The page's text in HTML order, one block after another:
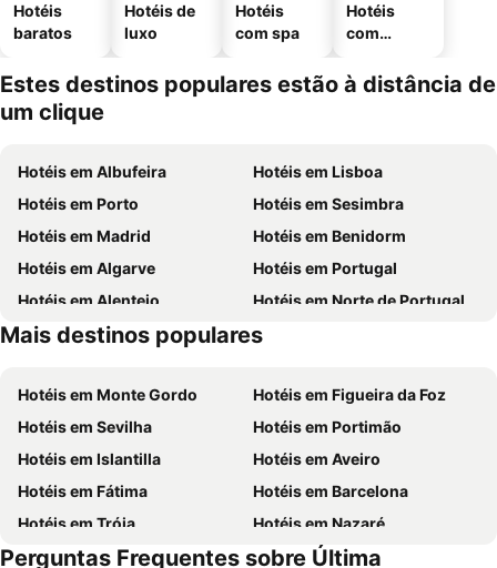
Hotéis
baratos
Hotéis de
luxo
Hotéis
com spa
Hotéis
com
mento
Estes destinos populares estão à distância de
um clique
Hotéis em Albufeira
Hotéis em Lisboa
Hotéis em Porto
Hotéis em Sesimbra
Hotéis em Madrid
Hotéis em Benidorm
Hotéis em Algarve
Hotéis em Portugal
Hotéis em Alentejo
Hotéis em Norte de Portugal
Hotéis em Madeira
Hotéis em Sul de Espanha
Mais destinos populares
Hotéis em Monte Gordo
Hotéis em Figueira da Foz
Hotéis em Sevilha
Hotéis em Portimão
Hotéis em Islantilla
Hotéis em Aveiro
Hotéis em Fátima
Hotéis em Barcelona
Hotéis em Tróia
Hotéis em Nazaré
Hotéis em Évora
Hotéis em Peniche
Perguntas Frequentes sobre Última